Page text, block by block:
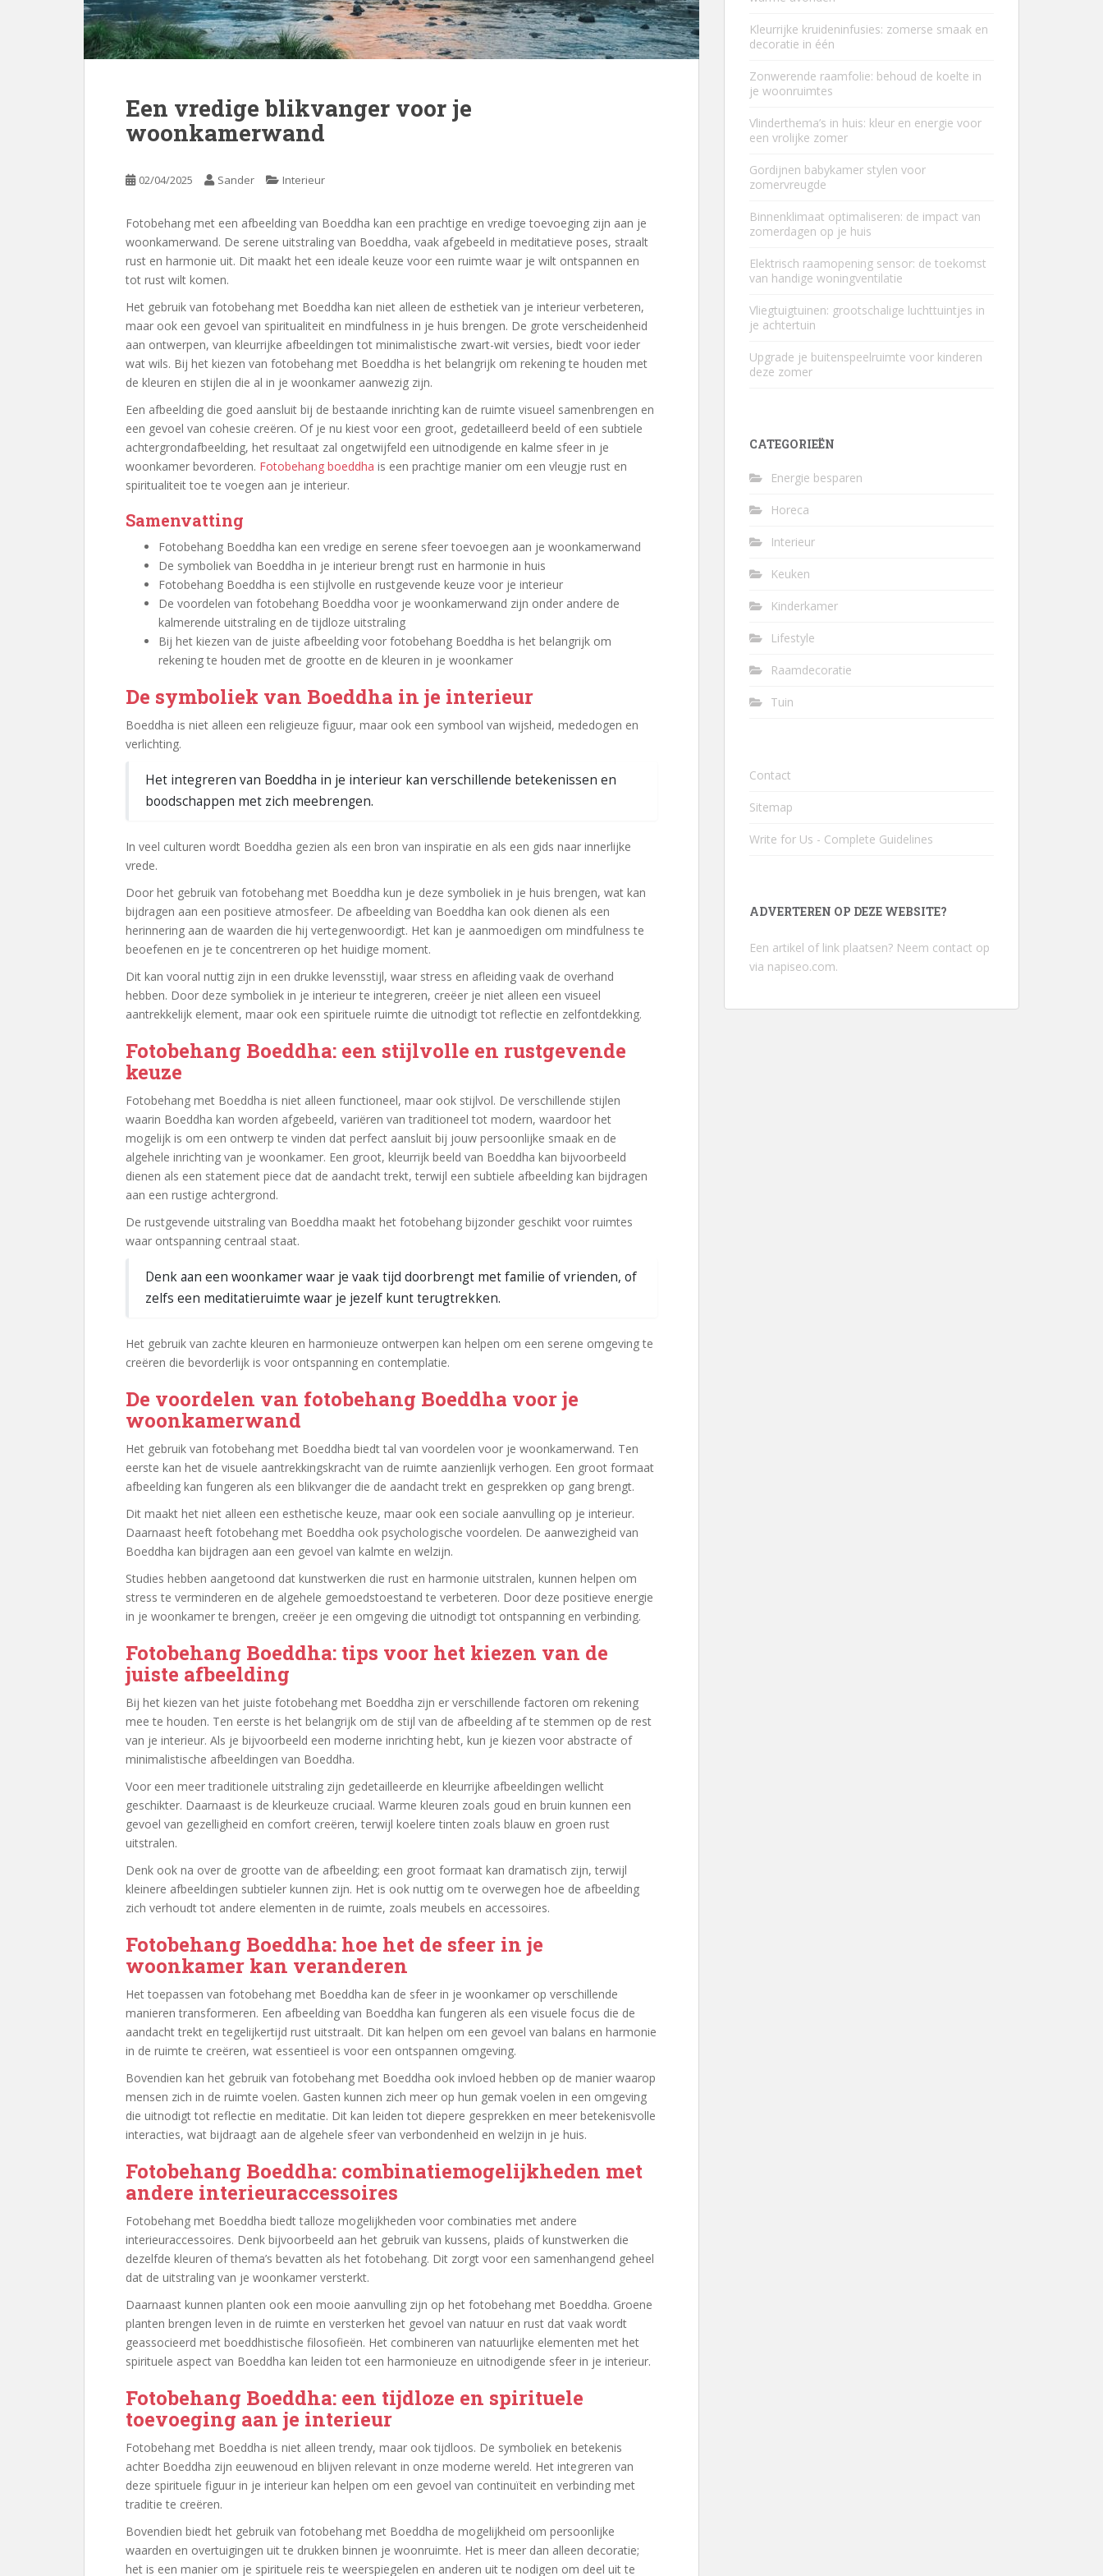
Een vredige blikvanger voor je
woonkamerwand
02/04/2025 Sander Interieur
Fotobehang met een afbeelding van Boeddha kan een prachtige en vredige toevoeging zijn aan je
woonkamerwand. De serene uitstraling van Boeddha, vaak afgebeeld in meditatieve poses, straalt
rust en harmonie uit. Dit maakt het een ideale keuze voor een ruimte waar je wilt ontspannen en
tot rust wilt komen.
Het gebruik van fotobehang met Boeddha kan niet alleen de esthetiek van je interieur verbeteren,
maar ook een gevoel van spiritualiteit en mindfulness in je huis brengen. De grote verscheidenheid
aan ontwerpen, van kleurrijke afbeeldingen tot minimalistische zwart-wit versies, biedt voor ieder
wat wils. Bij het kiezen van fotobehang met Boeddha is het belangrijk om rekening te houden met
de kleuren en stijlen die al in je woonkamer aanwezig zijn.
Een afbeelding die goed aansluit bij de bestaande inrichting kan de ruimte visueel samenbrengen en
een gevoel van cohesie creëren. Of je nu kiest voor een groot, gedetailleerd beeld of een subtiele
achtergrondafbeelding, het resultaat zal ongetwijfeld een uitnodigende en kalme sfeer in je
woonkamer bevorderen. Fotobehang boeddha is een prachtige manier om een vleugje rust en
spiritualiteit toe te voegen aan je interieur.
Samenvatting
Fotobehang Boeddha kan een vredige en serene sfeer toevoegen aan je woonkamerwand
De symboliek van Boeddha in je interieur brengt rust en harmonie in huis
Fotobehang Boeddha is een stijlvolle en rustgevende keuze voor je interieur
De voordelen van fotobehang Boeddha voor je woonkamerwand zijn onder andere de
kalmerende uitstraling en de tijdloze uitstraling
Bij het kiezen van de juiste afbeelding voor fotobehang Boeddha is het belangrijk om
rekening te houden met de grootte en de kleuren in je woonkamer
De symboliek van Boeddha in je interieur
Boeddha is niet alleen een religieuze figuur, maar ook een symbool van wijsheid, mededogen en
verlichting.
Het integreren van Boeddha in je interieur kan verschillende betekenissen en
boodschappen met zich meebrengen.
In veel culturen wordt Boeddha gezien als een bron van inspiratie en als een gids naar innerlijke
vrede.
Door het gebruik van fotobehang met Boeddha kun je deze symboliek in je huis brengen, wat kan
bijdragen aan een positieve atmosfeer. De afbeelding van Boeddha kan ook dienen als een
herinnering aan de waarden die hij vertegenwoordigt. Het kan je aanmoedigen om mindfulness te
beoefenen en je te concentreren op het huidige moment.
Dit kan vooral nuttig zijn in een drukke levensstijl, waar stress en afleiding vaak de overhand
hebben. Door deze symboliek in je interieur te integreren, creëer je niet alleen een visueel
aantrekkelijk element, maar ook een spirituele ruimte die uitnodigt tot reflectie en zelfontdekking.
Fotobehang Boeddha: een stijlvolle en rustgevende
keuze
Fotobehang met Boeddha is niet alleen functioneel, maar ook stijlvol. De verschillende stijlen
waarin Boeddha kan worden afgebeeld, variëren van traditioneel tot modern, waardoor het
mogelijk is om een ontwerp te vinden dat perfect aansluit bij jouw persoonlijke smaak en de
algehele inrichting van je woonkamer. Een groot, kleurrijk beeld van Boeddha kan bijvoorbeeld
dienen als een statement piece dat de aandacht trekt, terwijl een subtiele afbeelding kan bijdragen
aan een rustige achtergrond.
De rustgevende uitstraling van Boeddha maakt het fotobehang bijzonder geschikt voor ruimtes
waar ontspanning centraal staat.
Denk aan een woonkamer waar je vaak tijd doorbrengt met familie of vrienden, of
zelfs een meditatieruimte waar je jezelf kunt terugtrekken.
Het gebruik van zachte kleuren en harmonieuze ontwerpen kan helpen om een serene omgeving te
creëren die bevorderlijk is voor ontspanning en contemplatie.
De voordelen van fotobehang Boeddha voor je
woonkamerwand
Het gebruik van fotobehang met Boeddha biedt tal van voordelen voor je woonkamerwand. Ten
eerste kan het de visuele aantrekkingskracht van de ruimte aanzienlijk verhogen. Een groot formaat
afbeelding kan fungeren als een blikvanger die de aandacht trekt en gesprekken op gang brengt.
Dit maakt het niet alleen een esthetische keuze, maar ook een sociale aanvulling op je interieur.
Daarnaast heeft fotobehang met Boeddha ook psychologische voordelen. De aanwezigheid van
Boeddha kan bijdragen aan een gevoel van kalmte en welzijn.
Studies hebben aangetoond dat kunstwerken die rust en harmonie uitstralen, kunnen helpen om
stress te verminderen en de algehele gemoedstoestand te verbeteren. Door deze positieve energie
in je woonkamer te brengen, creëer je een omgeving die uitnodigt tot ontspanning en verbinding.
Fotobehang Boeddha: tips voor het kiezen van de
juiste afbeelding
Bij het kiezen van het juiste fotobehang met Boeddha zijn er verschillende factoren om rekening
mee te houden. Ten eerste is het belangrijk om de stijl van de afbeelding af te stemmen op de rest
van je interieur. Als je bijvoorbeeld een moderne inrichting hebt, kun je kiezen voor abstracte of
minimalistische afbeeldingen van Boeddha.
Voor een meer traditionele uitstraling zijn gedetailleerde en kleurrijke afbeeldingen wellicht
geschikter. Daarnaast is de kleurkeuze cruciaal. Warme kleuren zoals goud en bruin kunnen een
gevoel van gezelligheid en comfort creëren, terwijl koelere tinten zoals blauw en groen rust
uitstralen.
Denk ook na over de grootte van de afbeelding; een groot formaat kan dramatisch zijn, terwijl
kleinere afbeeldingen subtieler kunnen zijn. Het is ook nuttig om te overwegen hoe de afbeelding
zich verhoudt tot andere elementen in de ruimte, zoals meubels en accessoires.
Fotobehang Boeddha: hoe het de sfeer in je
woonkamer kan veranderen
Het toepassen van fotobehang met Boeddha kan de sfeer in je woonkamer op verschillende
manieren transformeren. Een afbeelding van Boeddha kan fungeren als een visuele focus die de
aandacht trekt en tegelijkertijd rust uitstraalt. Dit kan helpen om een gevoel van balans en harmonie
in de ruimte te creëren, wat essentieel is voor een ontspannen omgeving.
Bovendien kan het gebruik van fotobehang met Boeddha ook invloed hebben op de manier waarop
mensen zich in de ruimte voelen. Gasten kunnen zich meer op hun gemak voelen in een omgeving
die uitnodigt tot reflectie en meditatie. Dit kan leiden tot diepere gesprekken en meer betekenisvolle
interacties, wat bijdraagt aan de algehele sfeer van verbondenheid en welzijn in je huis.
Fotobehang Boeddha: combinatiemogelijkheden met
andere interieuraccessoires
Fotobehang met Boeddha biedt talloze mogelijkheden voor combinaties met andere
interieuraccessoires. Denk bijvoorbeeld aan het gebruik van kussens, plaids of kunstwerken die
dezelfde kleuren of thema’s bevatten als het fotobehang. Dit zorgt voor een samenhangend geheel
dat de uitstraling van je woonkamer versterkt.
Daarnaast kunnen planten ook een mooie aanvulling zijn op het fotobehang met Boeddha. Groene
planten brengen leven in de ruimte en versterken het gevoel van natuur en rust dat vaak wordt
geassocieerd met boeddhistische filosofieën. Het combineren van natuurlijke elementen met het
spirituele aspect van Boeddha kan leiden tot een harmonieuze en uitnodigende sfeer in je interieur.
Fotobehang Boeddha: een tijdloze en spirituele
toevoeging aan je interieur
Fotobehang met Boeddha is niet alleen trendy, maar ook tijdloos. De symboliek en betekenis
achter Boeddha zijn eeuwenoud en blijven relevant in onze moderne wereld. Het integreren van
deze spirituele figuur in je interieur kan helpen om een gevoel van continuïteit en verbinding met
traditie te creëren.
Bovendien biedt het gebruik van fotobehang met Boeddha de mogelijkheid om persoonlijke
waarden en overtuigingen uit te drukken binnen je woonruimte. Het is meer dan alleen decoratie;
het is een manier om je spirituele reis te weerspiegelen en anderen uit te nodigen om deel uit te
Kleurrijke kruideninfusies: zomerse smaak en
decoratie in één
Zonwerende raamfolie: behoud de koelte in
je woonruimtes
Vlinderthema’s in huis: kleur en energie voor
een vrolijke zomer
Gordijnen babykamer stylen voor
zomervreugde
Binnenklimaat optimaliseren: de impact van
zomerdagen op je huis
Elektrisch raamopening sensor: de toekomst
van handige woningventilatie
Vliegtuigtuinen: grootschalige luchttuintjes in
je achtertuin
Upgrade je buitenspeelruimte voor kinderen
deze zomer
CATEGORIEËN
Energie besparen
Horeca
Interieur
Keuken
Kinderkamer
Lifestyle
Raamdecoratie
Tuin
Contact
Sitemap
Write for Us - Complete Guidelines
ADVERTEREN OP DEZE WEBSITE?
Een artikel of link plaatsen? Neem contact op
via napiseo.com.